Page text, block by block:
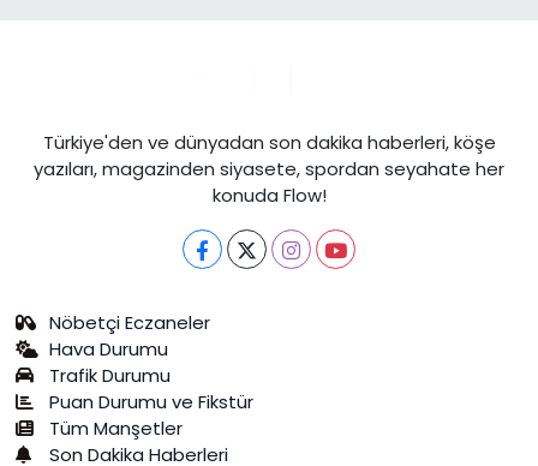
Türkiye'den ve dünyadan son dakika haberleri, köşe
yazıları, magazinden siyasete, spordan seyahate her
konuda Flow!
Nöbetçi Eczaneler
Hava Durumu
Trafik Durumu
Puan Durumu ve Fikstür
Tüm Manşetler
Son Dakika Haberleri